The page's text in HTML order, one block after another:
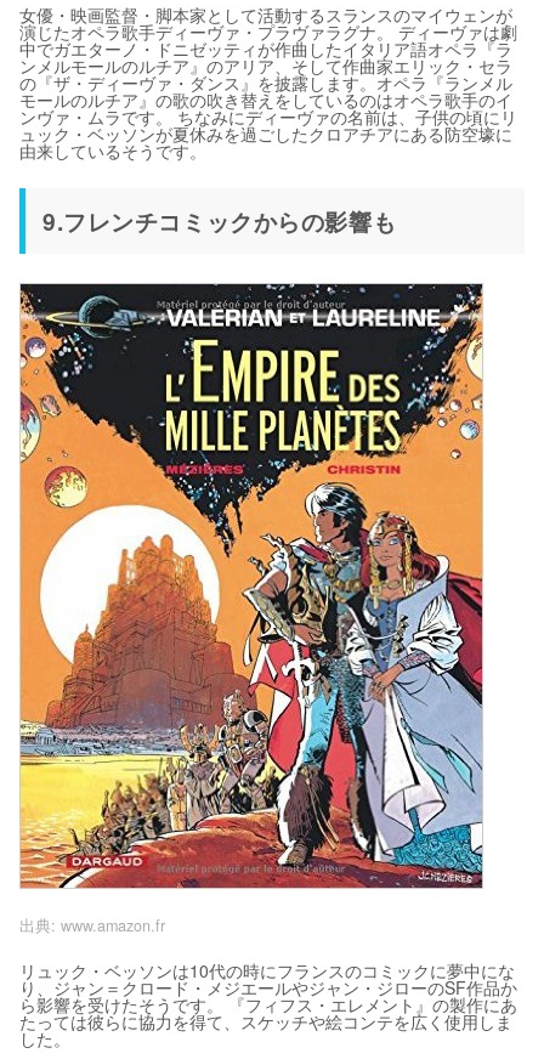
女優・映画監督・脚本家として活動するスランスのマイウェンが
演じたオペラ歌手ディーヴァ・プラヴァラグナ。 ディーヴァは劇
中でガエターノ・ドニゼッティが作曲したイタリア語オペラ『ラ
ンメルモールのルチア』のアリア、そして作曲家エリック・セラ
の『ザ・ディーヴァ・ダンス』を披露します。オペラ『ランメル
モールのルチア』の歌の吹き替えをしているのはオペラ歌手のイ
ンヴァ・ムラです。 ちなみにディーヴァの名前は、子供の頃にリ
ュック・ベッソンが夏休みを過ごしたクロアチアにある防空壕に
由来しているそうです。
9.フレンチコミックからの影響も
出典: www.amazon.fr
リュック・ベッソンは10代の時にフランスのコミックに夢中にな
り、ジャン＝クロード・メジエールやジャン・ジローのSF作品か
ら影響を受けたそうです。 『フィフス・エレメント』の製作にあ
たっては彼らに協力を得て、スケッチや絵コンテを広く使用しま
した。